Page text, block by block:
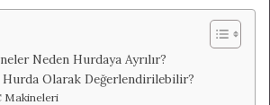
Neden Hurdaya Ayrılır?
Olarak Değerlendirilebilir?
Makineleri